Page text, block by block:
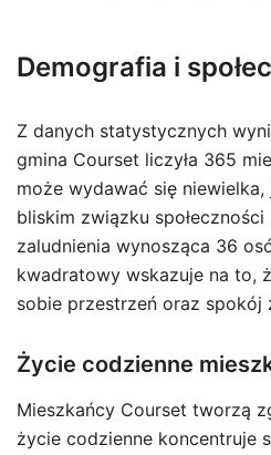
Demografia i
Z danych statystycznych
gmina Courset liczyła 365
może wydawać się
bliskim związku
zaludnienia wynosząca 36
kwadratowy wskazuje na to,
sobie przestrzeń oraz spokój
Życie codzienne
Mieszkańcy Courset tworzą
życie codzienne koncentruje